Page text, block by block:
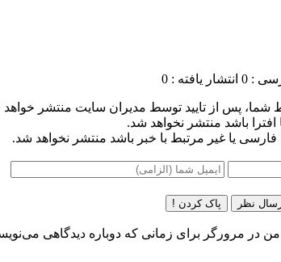
: 0 انتشار یافته : 0
پس از تایید توسط مدیران سایت منتشر
باشد منتشر نخواهد شد.
فارسی یا غیر مرتبط با خبر باشد منتشر نخواهد شد.
نظر پاک کردن !
من در مرورگر برای زمانی که دوباره دیدگاهی